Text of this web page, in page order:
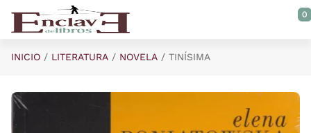
Saltar al contenido principal
0
INICIO LITERATURA NOVELA TINÍSIMA